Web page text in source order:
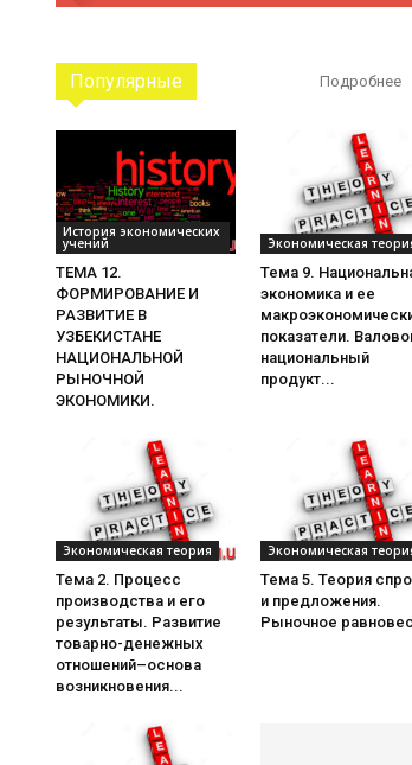
Популярные Подробнее
История экономических
учений
ТЕМА 12.
ФОРМИРОВАНИЕ И
РАЗВИТИЕ В
УЗБЕКИСТАНЕ
НАЦИОНАЛЬНОЙ
РЫНОЧНОЙ
ЭКОНОМИКИ.
Экономическая
Тема 9.
экономика и ее
показатели.
национальный
продукт...
Экономическая теория
Тема 2. Процесс
производства и его
результаты. Развитие
товарно-денежных
отношений–основа
возникновения...
Экономическая
Тема 5. Теория
и предложения.
Рыночное